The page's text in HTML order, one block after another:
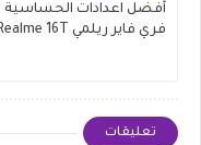
أفضل اعدادات الحساسية
فري فاير ريلمي Realme 16T
تعليقات